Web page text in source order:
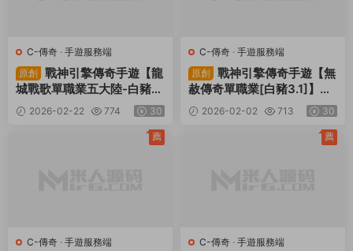
C-傳奇 · 手遊服務端
原創
戰神引擎傳奇手遊【龍
城戰歌單職業五大陸-白豬
3】Win一鍵服務端+安卓蘋
果雙端+GM授權後台+視頻
2026-02-22 774 30
C-傳奇 · 手遊服務端
原創
戰神引擎傳奇手遊【無
赦傳奇單職業[白豬3.1]】Wi
n一鍵服務端+安卓蘋果雙端
+GM授權物品後台+視頻架
2026-02-02 713 30
C-傳奇 · 手遊服務端
薦
C-傳奇 · 手遊服務端
薦